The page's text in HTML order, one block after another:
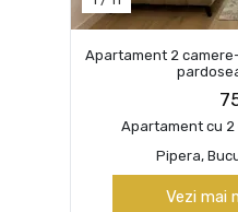
Apartament 2
Apartament cu
Pipera,
Vezi mai